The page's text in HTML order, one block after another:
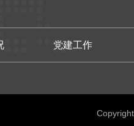
党建工作